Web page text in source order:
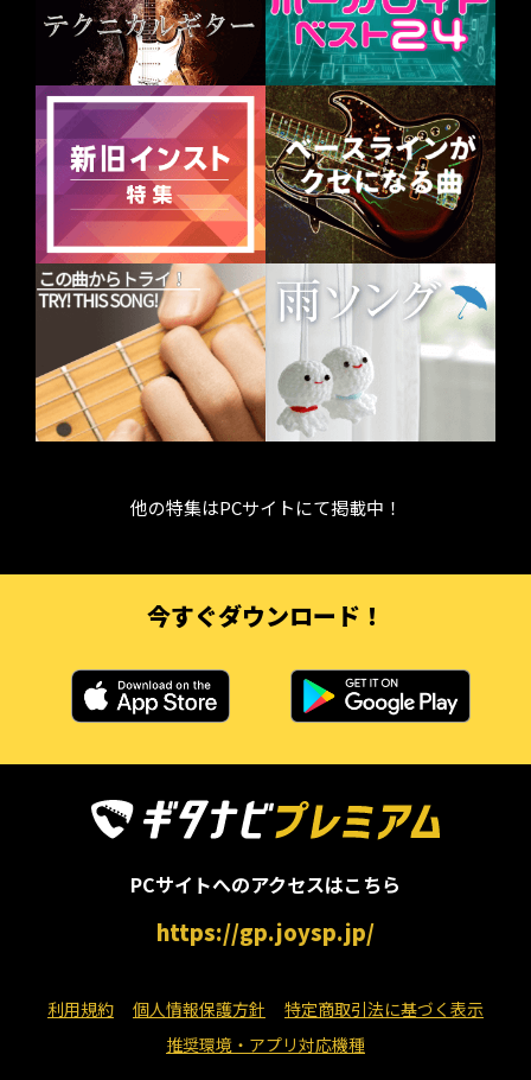
他の特集はPCサイトにて掲載中！
今すぐダウンロード！
PCサイトへのアクセスはこちら
https://gp.joysp.jp/
利用規約 個人情報保護方針
特定商取引法に基づく表示
推奨環境・アプリ対応機種